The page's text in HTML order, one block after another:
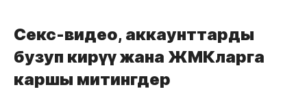
Секс-видео, аккаунттарды
бузуп кирүү жана ЖМКларга
каршы митингдер